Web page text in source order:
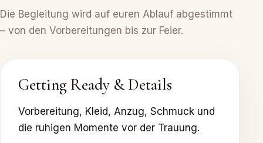
Die Begleitung wird auf euren Ablauf abgestimmt
– von den Vorbereitungen bis zur Feier.
Getting Ready & Details
Vorbereitung, Kleid, Anzug, Schmuck und
die ruhigen Momente vor der Trauung.